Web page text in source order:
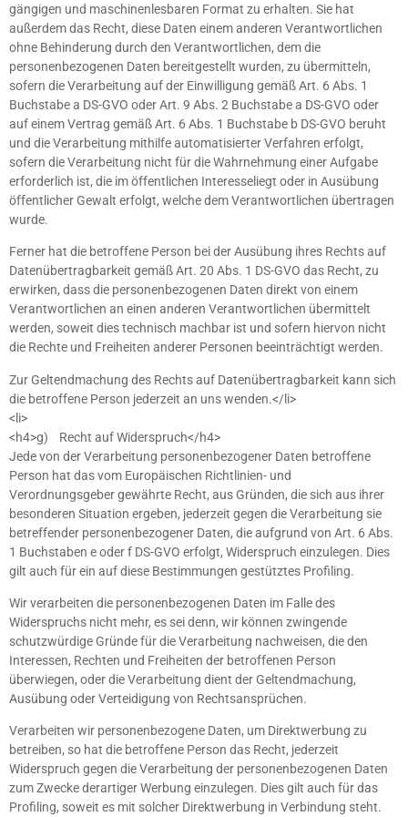
gängigen und maschinenlesbaren Format zu erhalten. Sie hat
außerdem das Recht, diese Daten einem anderen Verantwortlichen
ohne Behinderung durch den Verantwortlichen, dem die
personenbezogenen Daten bereitgestellt wurden, zu übermitteln,
sofern die Verarbeitung auf der Einwilligung gemäß Art. 6 Abs. 1
Buchstabe a DS-GVO oder Art. 9 Abs. 2 Buchstabe a DS-GVO oder
auf einem Vertrag gemäß Art. 6 Abs. 1 Buchstabe b DS-GVO beruht
und die Verarbeitung mithilfe automatisierter Verfahren erfolgt,
sofern die Verarbeitung nicht für die Wahrnehmung einer Aufgabe
erforderlich ist, die im öffentlichen Interesseliegt oder in Ausübung
öffentlicher Gewalt erfolgt, welche dem Verantwortlichen übertragen
wurde.
Ferner hat die betroffene Person bei der Ausübung ihres Rechts auf
Datenübertragbarkeit gemäß Art. 20 Abs. 1 DS-GVO das Recht, zu
erwirken, dass die personenbezogenen Daten direkt von einem
Verantwortlichen an einen anderen Verantwortlichen übermittelt
werden, soweit dies technisch machbar ist und sofern hiervon nicht
die Rechte und Freiheiten anderer Personen beeinträchtigt werden.
Zur Geltendmachung des Rechts auf Datenübertragbarkeit kann sich
die betroffene Person jederzeit an uns wenden.</li>
<li>
<h4>g) Recht auf Widerspruch</h4>
Jede von der Verarbeitung personenbezogener Daten betroffene
Person hat das vom Europäischen Richtlinien- und
Verordnungsgeber gewährte Recht, aus Gründen, die sich aus ihrer
besonderen Situation ergeben, jederzeit gegen die Verarbeitung sie
betreffender personenbezogener Daten, die aufgrund von Art. 6 Abs.
1 Buchstaben e oder f DS-GVO erfolgt, Widerspruch einzulegen. Dies
gilt auch für ein auf diese Bestimmungen gestütztes Profiling.
Wir verarbeiten die personenbezogenen Daten im Falle des
Widerspruchs nicht mehr, es sei denn, wir können zwingende
schutzwürdige Gründe für die Verarbeitung nachweisen, die den
Interessen, Rechten und Freiheiten der betroffenen Person
überwiegen, oder die Verarbeitung dient der Geltendmachung,
Ausübung oder Verteidigung von Rechtsansprüchen.
Verarbeiten wir personenbezogene Daten, um Direktwerbung zu
betreiben, so hat die betroffene Person das Recht, jederzeit
Widerspruch gegen die Verarbeitung der personenbezogenen Daten
zum Zwecke derartiger Werbung einzulegen. Dies gilt auch für das
Profiling, soweit es mit solcher Direktwerbung in Verbindung steht.